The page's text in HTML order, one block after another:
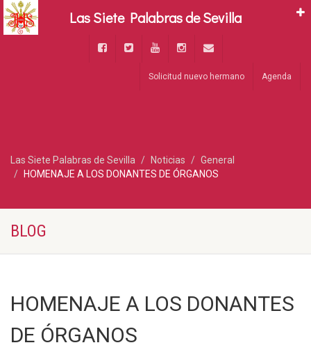
Solicitud nuevo hermano Agenda
Las Siete Palabras de Sevilla Noticias
General
HOMENAJE A LOS DONANTES DE ÓRGANOS
BLOG
HOMENAJE A LOS DONANTES
DE ÓRGANOS
Las Siete Palabras de Sevilla